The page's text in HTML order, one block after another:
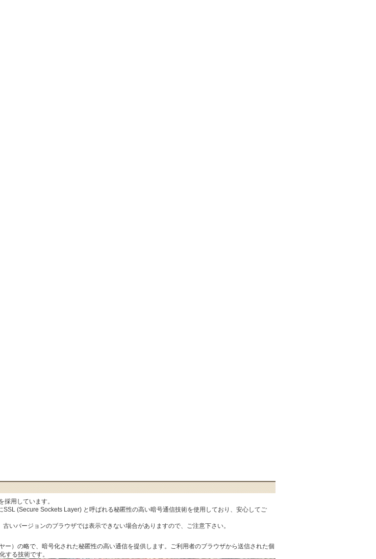
用しています。
(Secure Sockets Layer) と呼ばれる秘匿性の高い暗号通信技術を使用しており、安心してご
いバージョンのブラウザでは表示できない場合がありますので、ご注意下さい。
）の略で、暗号化された秘匿性の高い通信を提供します。ご利用者のブラウザから送信された個
する技術です。